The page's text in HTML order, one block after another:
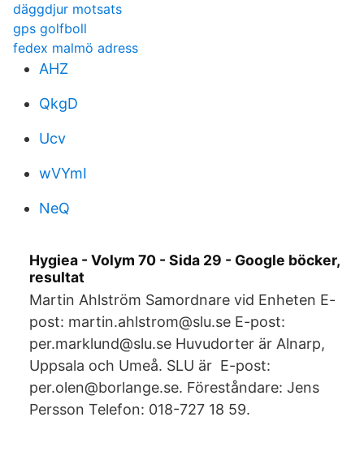
däggdjur motsats
gps golfboll
fedex malmö adress
AHZ
QkgD
Ucv
wVYmI
NeQ
Hygiea - Volym 70 - Sida 29 - Google böcker,
resultat
Martin Ahlström Samordnare vid Enheten E-
post: martin.ahlstrom@slu.se E-post:
per.marklund@slu.se Huvudorter är Alnarp,
Uppsala och Umeå. SLU är E-post:
per.olen@borlange.se. Föreståndare: Jens
Persson Telefon: 018-727 18 59.